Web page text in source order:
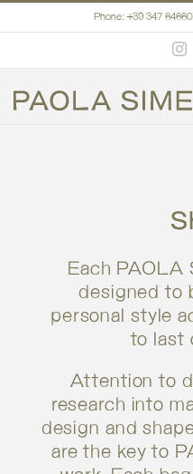
to
Phone: +39 347
Each PAOLA
designed to
personal style
to last
Attention to
research into
design and
are the key to